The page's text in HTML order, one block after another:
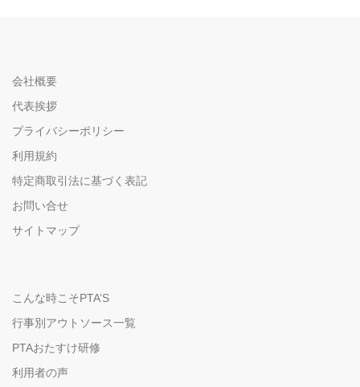
会社概要
代表挨拶
プライバシーポリシー
利用規約
特定商取引法に基づく表記
お問い合せ
サイトマップ
こんな時こそPTA’S
行事別アウトソース一覧
PTAおたすけ研修
利用者の声